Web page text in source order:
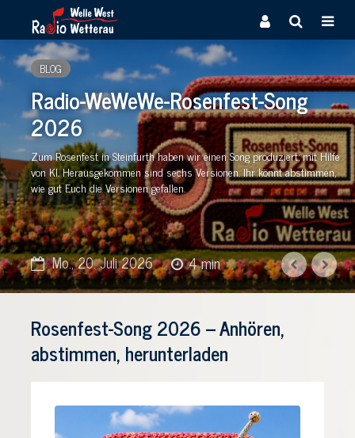
BLOG
Radio-WeWeWe-Rosenfest-Song
2026
Zum Rosenfest in Steinfurth haben wir einen Song produziert; mit Hilfe
von KI. Herausgekommen sind sechs Versionen. Ihr könnt abstimmen,
wie gut Euch die Versionen gefallen.
Mo., 20. Juli 2026 4 min
Rosenfest-Song 2026 – Anhören,
abstimmen, herunterladen